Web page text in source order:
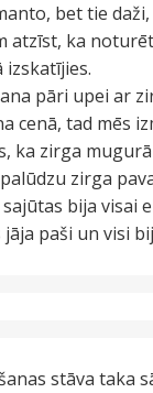
bet tie
atzīst, ka
pāri upei ar
cenā, tad mēs
ka zirga
zirga
bija visai
paši un visi
stāva taka